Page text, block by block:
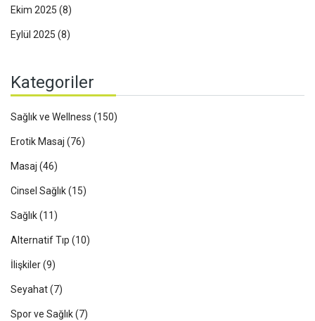
Ekim 2025 (8)
Eylül 2025 (8)
Kategoriler
Sağlık ve Wellness (150)
Erotik Masaj (76)
Masaj (46)
Cinsel Sağlık(15)
Sağlık(11)
Alternatif Tıp (10)
İlişkiler(9)
Seyahat(7)
Spor ve Sağlık(7)